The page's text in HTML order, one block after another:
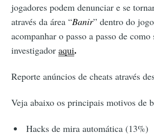
jogadores podem denunciar e se
através da área “Banir” dentro do
acompanhar o passo a passo de
investigadoraqui.
Reporte anúncios de cheats através
Veja abaixo os principais motivos de
Hacks de mira automática (13%)